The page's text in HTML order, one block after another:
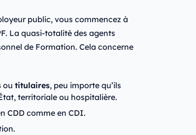
public, vous commencez à
La quasi-totalité des agents
de Formation. Cela concerne
ou titulaires, peu importe qu’ils
territoriale ou hospitalière.
CDD comme en CDI.